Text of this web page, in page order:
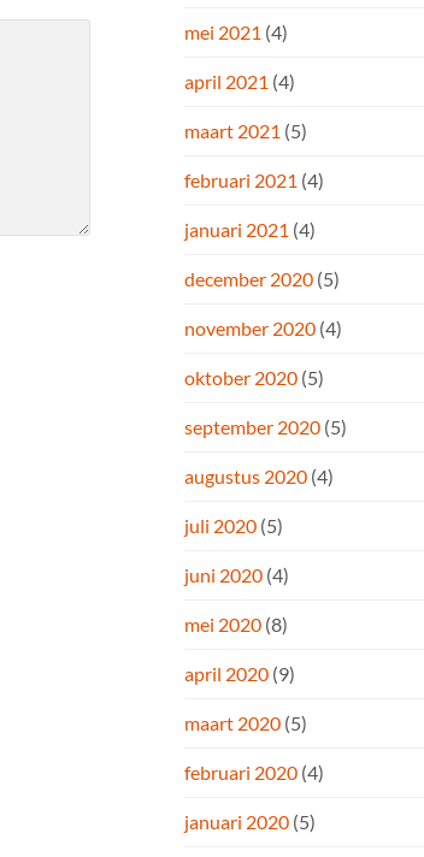
mei 2021 (4)
april 2021 (4)
maart 2021 (5)
februari 2021 (4)
januari 2021 (4)
december 2020 (5)
november 2020 (4)
oktober 2020 (5)
september 2020 (5)
augustus 2020 (4)
juli 2020 (5)
juni 2020 (4)
mei 2020 (8)
april 2020 (9)
maart 2020 (5)
februari 2020 (4)
januari 2020 (5)